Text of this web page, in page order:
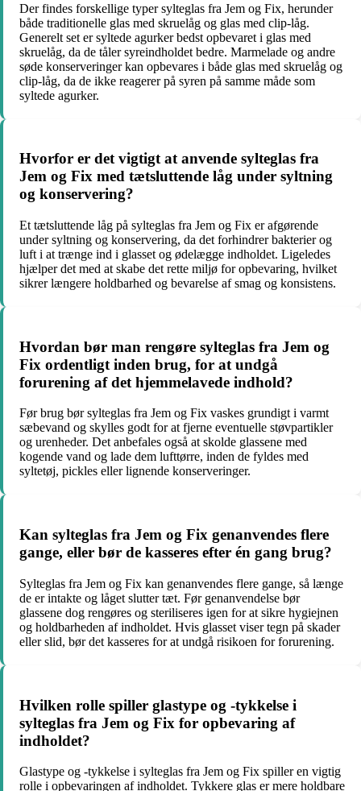
Der findes forskellige typer sylteglas fra Jem og Fix, herunder
både traditionelle glas med skruelåg og glas med clip-låg.
Generelt set er syltede agurker bedst opbevaret i glas med
skruelåg, da de tåler syreindholdet bedre. Marmelade og andre
søde konserveringer kan opbevares i både glas med skruelåg og
clip-låg, da de ikke reagerer på syren på samme måde som
syltede agurker.
Hvorfor er det vigtigt at anvende sylteglas fra
Jem og Fix med tætsluttende låg under syltning
og konservering?
Et tætsluttende låg på sylteglas fra Jem og Fix er afgørende
under syltning og konservering, da det forhindrer bakterier og
luft i at trænge ind i glasset og ødelægge indholdet. Ligeledes
hjælper det med at skabe det rette miljø for opbevaring, hvilket
sikrer længere holdbarhed og bevarelse af smag og konsistens.
Hvordan bør man rengøre sylteglas fra Jem og
Fix ordentligt inden brug, for at undgå
forurening af det hjemmelavede indhold?
Før brug bør sylteglas fra Jem og Fix vaskes grundigt i varmt
sæbevand og skylles godt for at fjerne eventuelle støvpartikler
og urenheder. Det anbefales også at skolde glassene med
kogende vand og lade dem lufttørre, inden de fyldes med
syltetøj, pickles eller lignende konserveringer.
Kan sylteglas fra Jem og Fix genanvendes flere
gange, eller bør de kasseres efter én gang brug?
Sylteglas fra Jem og Fix kan genanvendes flere gange, så længe
de er intakte og låget slutter tæt. Før genanvendelse bør
glassene dog rengøres og steriliseres igen for at sikre hygiejnen
og holdbarheden af indholdet. Hvis glasset viser tegn på skader
eller slid, bør det kasseres for at undgå risikoen for forurening.
Hvilken rolle spiller glastype og -tykkelse i
sylteglas fra Jem og Fix for opbevaring af
indholdet?
Glastype og -tykkelse i sylteglas fra Jem og Fix spiller en vigtig
rolle i opbevaringen af indholdet. Tykkere glas er mere holdbare